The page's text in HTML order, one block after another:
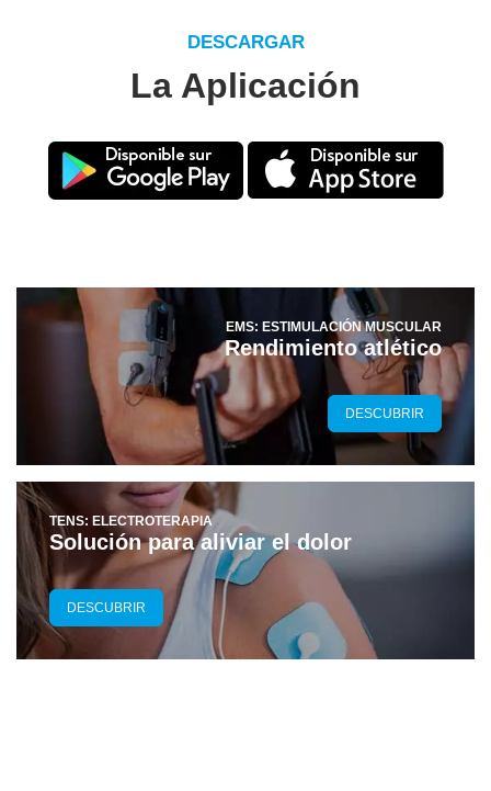
DESCARGAR
La Aplicación
EMS: ESTIMULACIÓN MUSCULAR
Rendimiento atlético
DESCUBRIR
TENS: ELECTROTERAPIA
Solución para aliviar el dolor
DESCUBRIR